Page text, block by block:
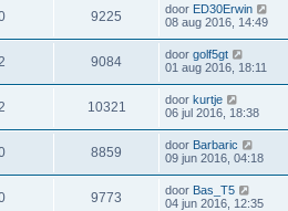
9225 door ED30Erwin
08 aug 2016, 14:49
2 9084 door golf5gt
01 aug 2016, 18:11
10321 door kurtje
06 jul 2016, 18:38
8859 door Barbaric
09 jun 2016, 04:18
9773 door Bas_T5
04 jun 2016, 12:35